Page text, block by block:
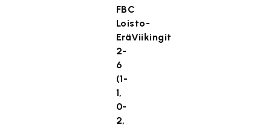
FBC
Loisto-
EräViikingit
2-
6
(1-
1,
0-
2,